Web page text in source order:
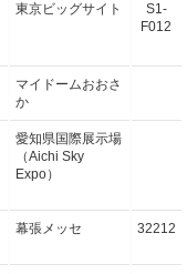
東京ビッグサイト
S1-
F012
マイドームおおさ
か
愛知県国際展示場
（Aichi Sky
Expo）
幕張メッセ 32212